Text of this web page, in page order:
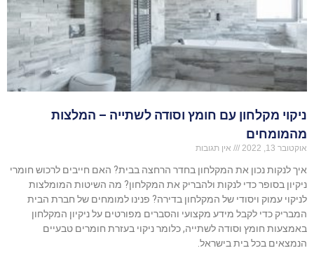
ניקוי מקלחון עם חומץ וסודה לשתייה – המלצות
מהמומחים
אוקטובר 13, 2022 אין תגובות
איך לנקות נכון את המקלחון בחדר הרחצה בבית? האם חייבים לרכוש חומרי
ניקיון בסופר כדי לנקות ולהבריק את המקלחון? מה השיטות המומלצות
לניקוי עמוק ויסודי של המקלחון בדירה? פנינו למומחים של חברת הבית
המבריק כדי לקבל מידע מקצועי והסברים מפורטים על ניקיון המקלחון
באמצעות חומץ וסודה לשתייה, כלומר ניקוי בעזרת חומרים טבעיים
הנמצאים בכל בית בישראל.